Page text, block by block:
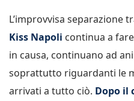
L’improvvisa separazione
Kiss Napoli continua a
in causa, continuano ad
soprattutto riguardanti le
arrivati a tutto ciò. Dopo il